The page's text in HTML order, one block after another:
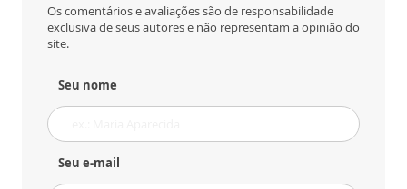
Os comentários e avaliações são de responsabilidade
exclusiva de seus autores e não representam a opinião do
site.
Seu nome
Seu e-mail